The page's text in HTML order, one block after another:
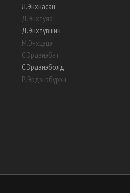
Л.Энхнасан
Д.Энхтуяа
Д.Энхтүвшин
М.Энхцэцэг
С.Эрдэнэбат
С.Эрдэнэболд
Р.Эрдэнэбүрэн